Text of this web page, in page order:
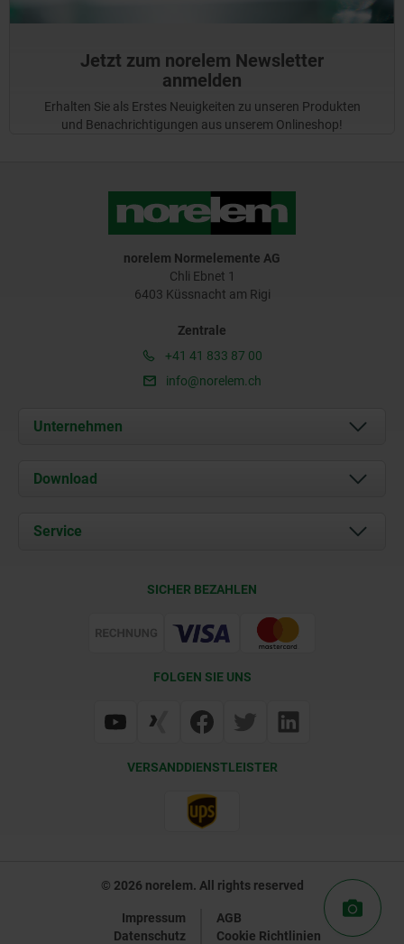
Jetzt zum norelem Newsletter
anmelden
Erhalten Sie als Erstes Neuigkeiten zu unseren Produkten
und Benachrichtigungen aus unserem Onlineshop!
norelem Normelemente AG
Chli Ebnet 1
6403 Küssnacht am Rigi
Zentrale
+41 41 833 87 00
info@norelem.ch
Unternehmen
Über uns
Kontakt
Download
Dokumente
Service
SICHER BEZAHLEN
FOLGEN SIE UNS
VERSANDDIENSTLEISTER
© 2026 norelem. All rights reserved
Impressum
AGB
Datenschutz
Cookie Richtlinien